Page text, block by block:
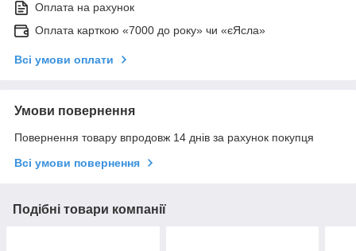
Оплата на рахунок
Оплата карткою «7000 до року» чи «єЯсла»
Всі умови оплати
Умови повернення
Повернення товару впродовж 14 днів за рахунок покупця
Всі умови повернення
Подібні товари компанії